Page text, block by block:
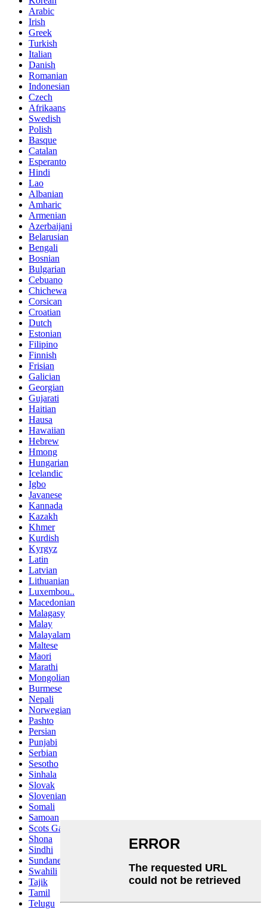
Arabic
Irish
Greek
Turkish
Italian
Danish
Romanian
Indonesian
Czech
Afrikaans
Swedish
Polish
Basque
Catalan
Esperanto
Hindi
Lao
Albanian
Amharic
Armenian
Azerbaijani
Belarusian
Bengali
Bosnian
Bulgarian
Cebuano
Chichewa
Corsican
Croatian
Dutch
Estonian
Filipino
Finnish
Frisian
Galician
Georgian
Gujarati
Haitian
Hausa
Hawaiian
Hebrew
Hmong
Hungarian
Icelandic
Igbo
Javanese
Kannada
Kazakh
Khmer
Kurdish
Kyrgyz
Latin
Latvian
Lithuanian
Luxembou..
Macedonian
Malagasy
Malay
Malayalam
Maltese
Maori
Marathi
Mongolian
Burmese
Nepali
Norwegian
Pashto
Persian
Punjabi
Serbian
Sesotho
Sinhala
Slovak
Slovenian
Somali
Samoan
Scots Gaelic
Shona
Sindhi
Sundanese
Swahili
Tajik
Tamil
Telugu